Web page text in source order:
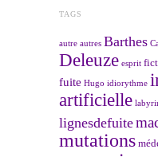
TAGS
autre autres Barthes
Deleuze esprit
fuite Hugo idiorythme
artificielle
lignesdefuite
mutations